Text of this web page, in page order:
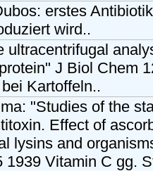
erstes
wird..
ultracentrifugal
J Biol Chem
Kartoffeln..
"Studies of the
Effect of
lysins and
1939 Vitamin C gg.